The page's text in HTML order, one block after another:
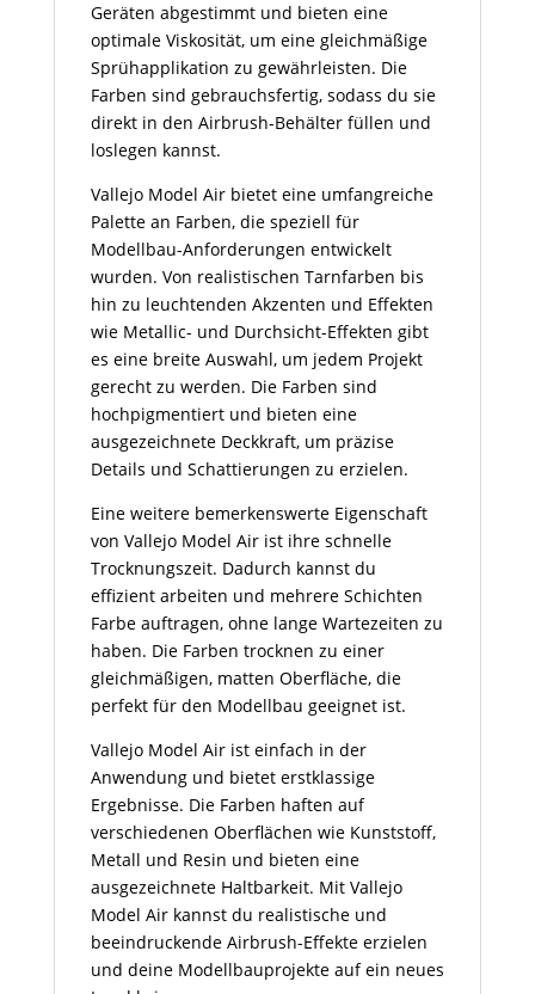
Geräten abgestimmt und bieten eine
optimale Viskosität, um eine gleichmäßige
Sprühapplikation zu gewährleisten. Die
Farben sind gebrauchsfertig, sodass du sie
direkt in den Airbrush-Behälter füllen und
loslegen kannst.
Vallejo Model Air bietet eine umfangreiche
Palette an Farben, die speziell für
Modellbau-Anforderungen entwickelt
wurden. Von realistischen Tarnfarben bis
hin zu leuchtenden Akzenten und Effekten
wie Metallic- und Durchsicht-Effekten gibt
es eine breite Auswahl, um jedem Projekt
gerecht zu werden. Die Farben sind
hochpigmentiert und bieten eine
ausgezeichnete Deckkraft, um präzise
Details und Schattierungen zu erzielen.
Eine weitere bemerkenswerte Eigenschaft
von Vallejo Model Air ist ihre schnelle
Trocknungszeit. Dadurch kannst du
effizient arbeiten und mehrere Schichten
Farbe auftragen, ohne lange Wartezeiten zu
haben. Die Farben trocknen zu einer
gleichmäßigen, matten Oberfläche, die
perfekt für den Modellbau geeignet ist.
Vallejo Model Air ist einfach in der
Anwendung und bietet erstklassige
Ergebnisse. Die Farben haften auf
verschiedenen Oberflächen wie Kunststoff,
Metall und Resin und bieten eine
ausgezeichnete Haltbarkeit. Mit Vallejo
Model Air kannst du realistische und
beeindruckende Airbrush-Effekte erzielen
und deine Modellbauprojekte auf ein neues